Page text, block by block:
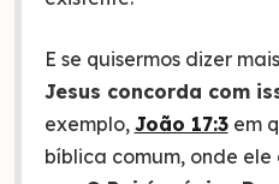
E se quisermos dizer
Jesus concorda com
exemplo, João 17:3em
bíblica comum, onde